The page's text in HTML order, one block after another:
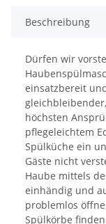
Beschreibung
Dürfen wir
einsatzbereit
höchsten
pflegeleichtem
Spülküche ein
Gäste nicht
Haube mittels
einhändig und
problemlos
Spülkörbe